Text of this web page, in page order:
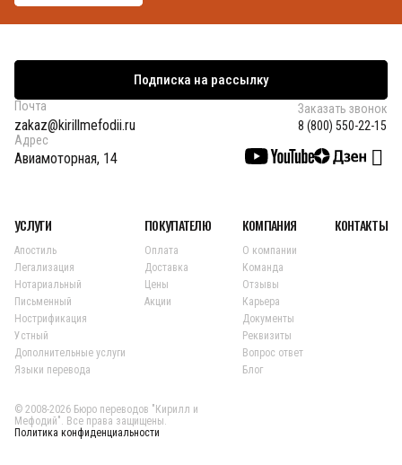
Подписка на рассылку
Почта
zakaz@kirillmefodii.ru
Заказать звонок
8 (800) 550-22-15
Адрес
Авиамоторная, 14
УСЛУГИ
Апостиль
Легализация
Нотариальный
Письменный
Нострификация
Устный
Дополнительные услуги
Языки перевода
ПОКУПАТЕЛЮ
Оплата
Доставка
Цены
Акции
КОМПАНИЯ
О компании
Команда
Отзывы
Карьера
Документы
Реквизиты
Вопрос ответ
Блог
КОНТАКТЫ
© 2008-2026 Бюро переводов "Кирилл и
Мефодий". Все права защищены.
Политика конфиденциальности